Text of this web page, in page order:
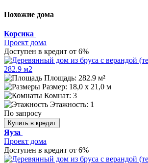
Похожие дома
Корсика
Проект дома
Доступен в кредит от 6%
Площадь: 282.9 м²
Размер: 18,0 х 21,0 м
Комнат: 3
Этажность: 1
По запросу
Купить в кредит
Яуза
Проект дома
Доступен в кредит от 6%